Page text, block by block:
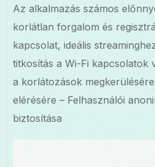
Az alkalmazás számos
korlátlan forgalom és
kapcsolat, ideális
titkosítás a Wi-Fi kapcsolatok
a korlátozások
elérésére – Felhasználói
biztosítása